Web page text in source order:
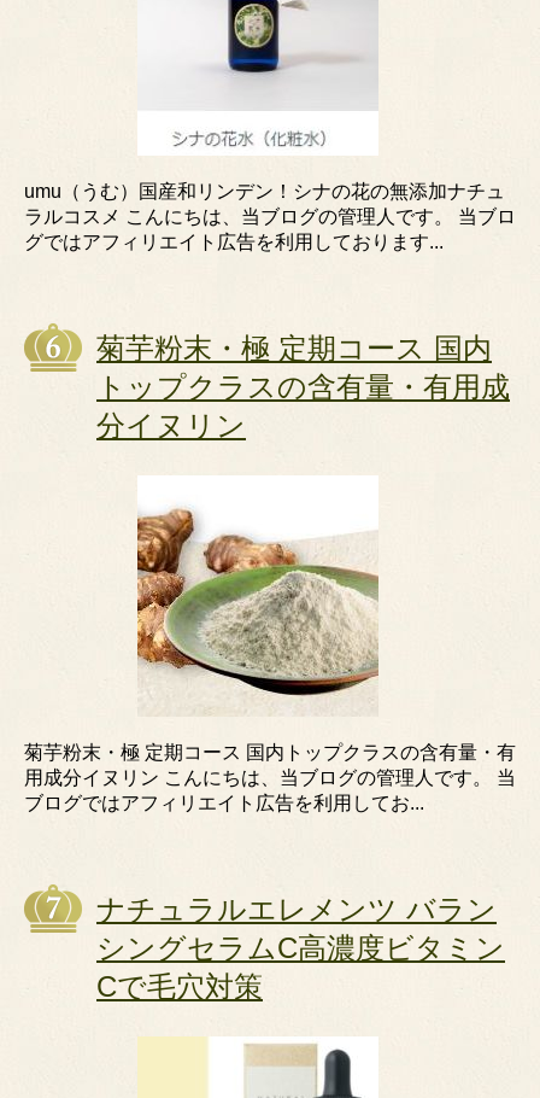
umu（うむ）国産和リンデン！シナの花の無添加ナチュ
ラルコスメ こんにちは、当ブログの管理人です。 当ブロ
グではアフィリエイト広告を利用しております...
菊芋粉末・極 定期コース 国内
トップクラスの含有量・有用成
分イヌリン
菊芋粉末・極 定期コース 国内トップクラスの含有量・有
用成分イヌリン こんにちは、当ブログの管理人です。 当
ブログではアフィリエイト広告を利用してお...
ナチュラルエレメンツ バラン
シングセラムC高濃度ビタミン
Cで毛穴対策